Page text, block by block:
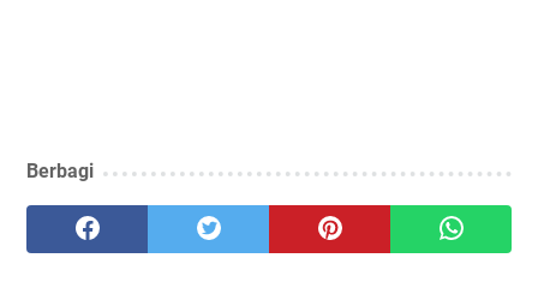
Berbagi